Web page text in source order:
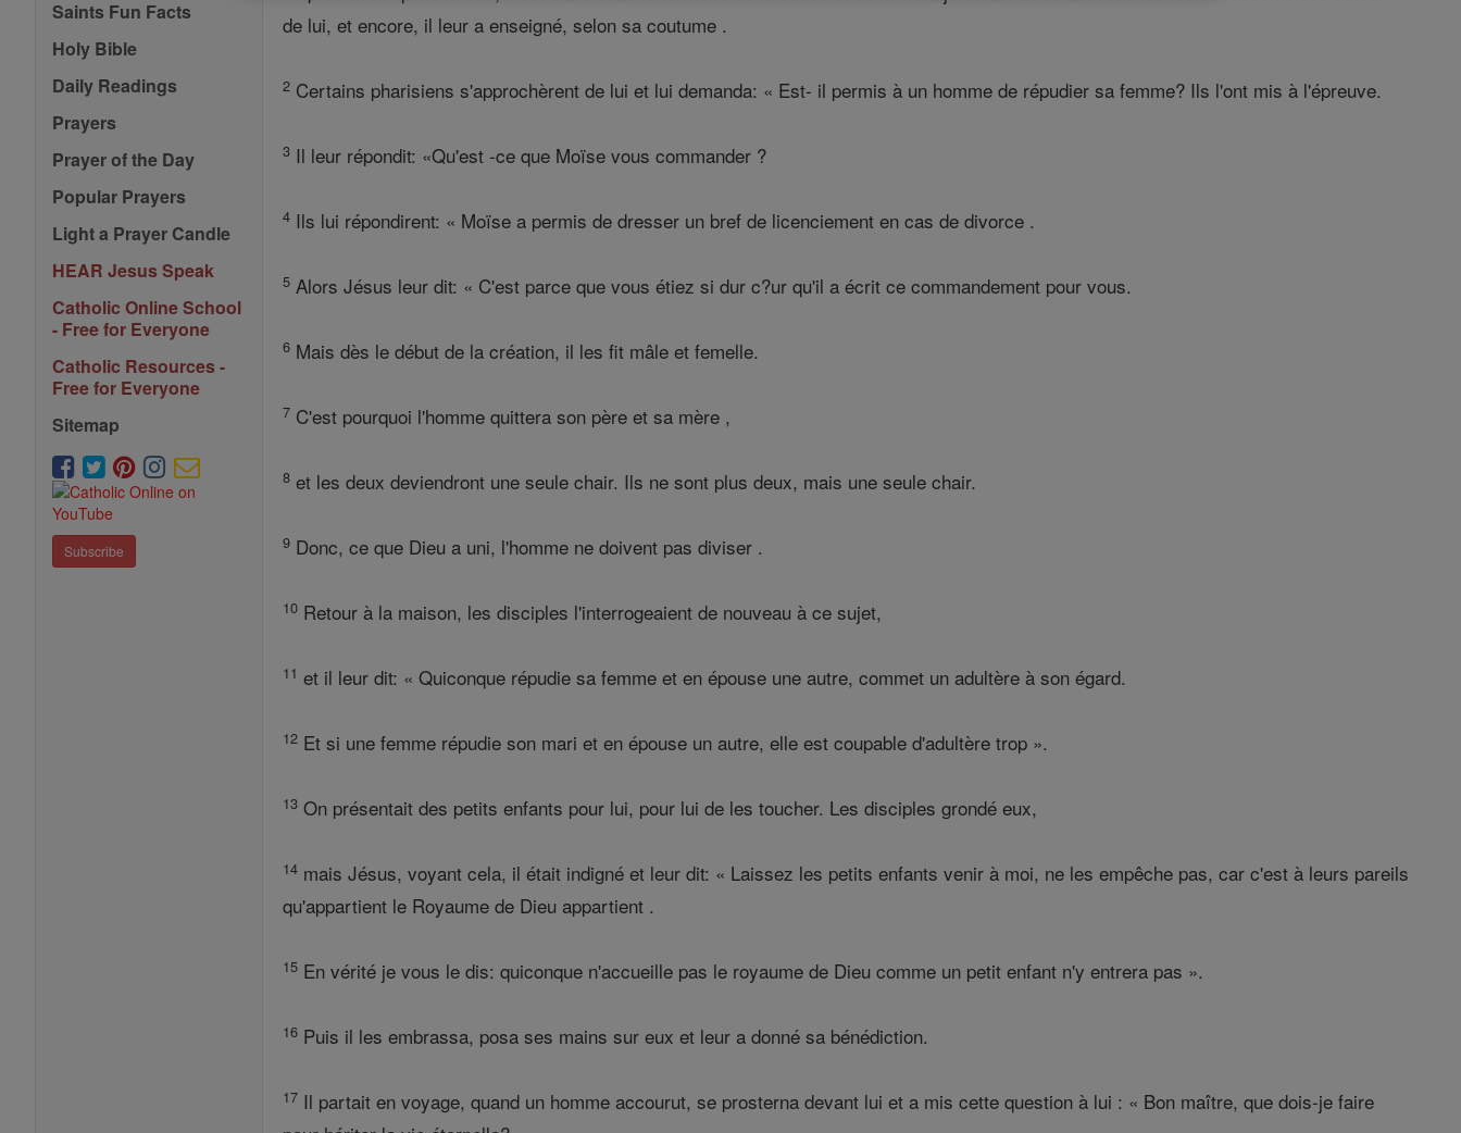
Saints Fun Facts
Holy Bible
Daily Readings
Prayers
Prayer of the Day
Popular Prayers
Light a Prayer Candle
HEAR Jesus Speak
Catholic Online School
- Free for Everyone
Catholic Resources -
Free for Everyone
Sitemap
Subscribe
de lui, et encore, il leur a enseigné, selon sa coutume .
2 Certains pharisiens s'approchèrent de lui et lui demanda: « Est- il permis à un homme de répudier sa femme? Ils l'ont mis à l'épreuve.
3 Il leur répondit: «Qu'est -ce que Moïse vous commander ?
4 Ils lui répondirent: « Moïse a permis de dresser un bref de licenciement en cas de divorce .
5 Alors Jésus leur dit: « C'est parce que vous étiez si dur c?ur qu'il a écrit ce commandement pour vous.
6 Mais dès le début de la création, il les fit mâle et femelle.
7 C'est pourquoi l'homme quittera son père et sa mère ,
8 et les deux deviendront une seule chair. Ils ne sont plus deux, mais une seule chair.
9 Donc, ce que Dieu a uni, l'homme ne doivent pas diviser .
10 Retour à la maison, les disciples l'interrogeaient de nouveau à ce sujet,
11 et il leur dit: « Quiconque répudie sa femme et en épouse une autre, commet un adultère à son égard.
12 Et si une femme répudie son mari et en épouse un autre, elle est coupable d'adultère trop ».
13 On présentait des petits enfants pour lui, pour lui de les toucher. Les disciples grondé eux,
14 mais Jésus, voyant cela, il était indigné et leur dit: « Laissez les petits enfants venir à moi, ne les empêche pas, car c'est à leurs pareils
qu'appartient le Royaume de Dieu appartient .
15 En vérité je vous le dis: quiconque n'accueille pas le royaume de Dieu comme un petit enfant n'y entrera pas ».
16 Puis il les embrassa, posa ses mains sur eux et leur a donné sa bénédiction.
17 Il partait en voyage, quand un homme accourut, se prosterna devant lui et a mis cette question à lui : « Bon maître, que dois-je faire